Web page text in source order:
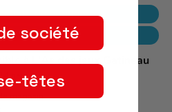
liste de souhaits
mon registre
àL'As des jeux Gatineau
heures
magasin
société
têtes